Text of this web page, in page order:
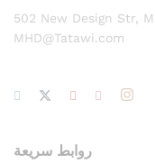
502 New Design Str,
MHD@Tatawi.com
روابط سريعة